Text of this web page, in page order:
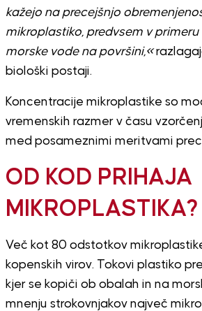
kažejo na precejšnjo
mikroplastiko, predvsem v
morske vode na površini,«
biološki postaji.
Koncentracije mikroplastike so
vremenskih razmer v času
med posameznimi meritvami
OD KOD PRIHAJA
MIKROPLASTIKA?
Več kot 80 odstotkov
kopenskih virov. Tokovi plastiko
kjer se kopiči ob obalah in na
mnenju strokovnjakov največ